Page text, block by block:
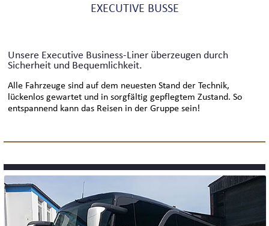
EXECUTIVE BUSSE
Unsere Executive Business-Liner überzeugen durch
Sicherheit und Bequemlichkeit.
Alle Fahrzeuge sind auf dem neuesten Stand der Technik,
lückenlos gewartet und in sorgfältig gepflegtem Zustand. So
entspannend kann das Reisen in der Gruppe sein!